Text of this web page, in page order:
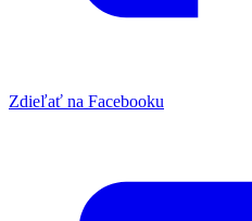
Zdieľať na Facebooku